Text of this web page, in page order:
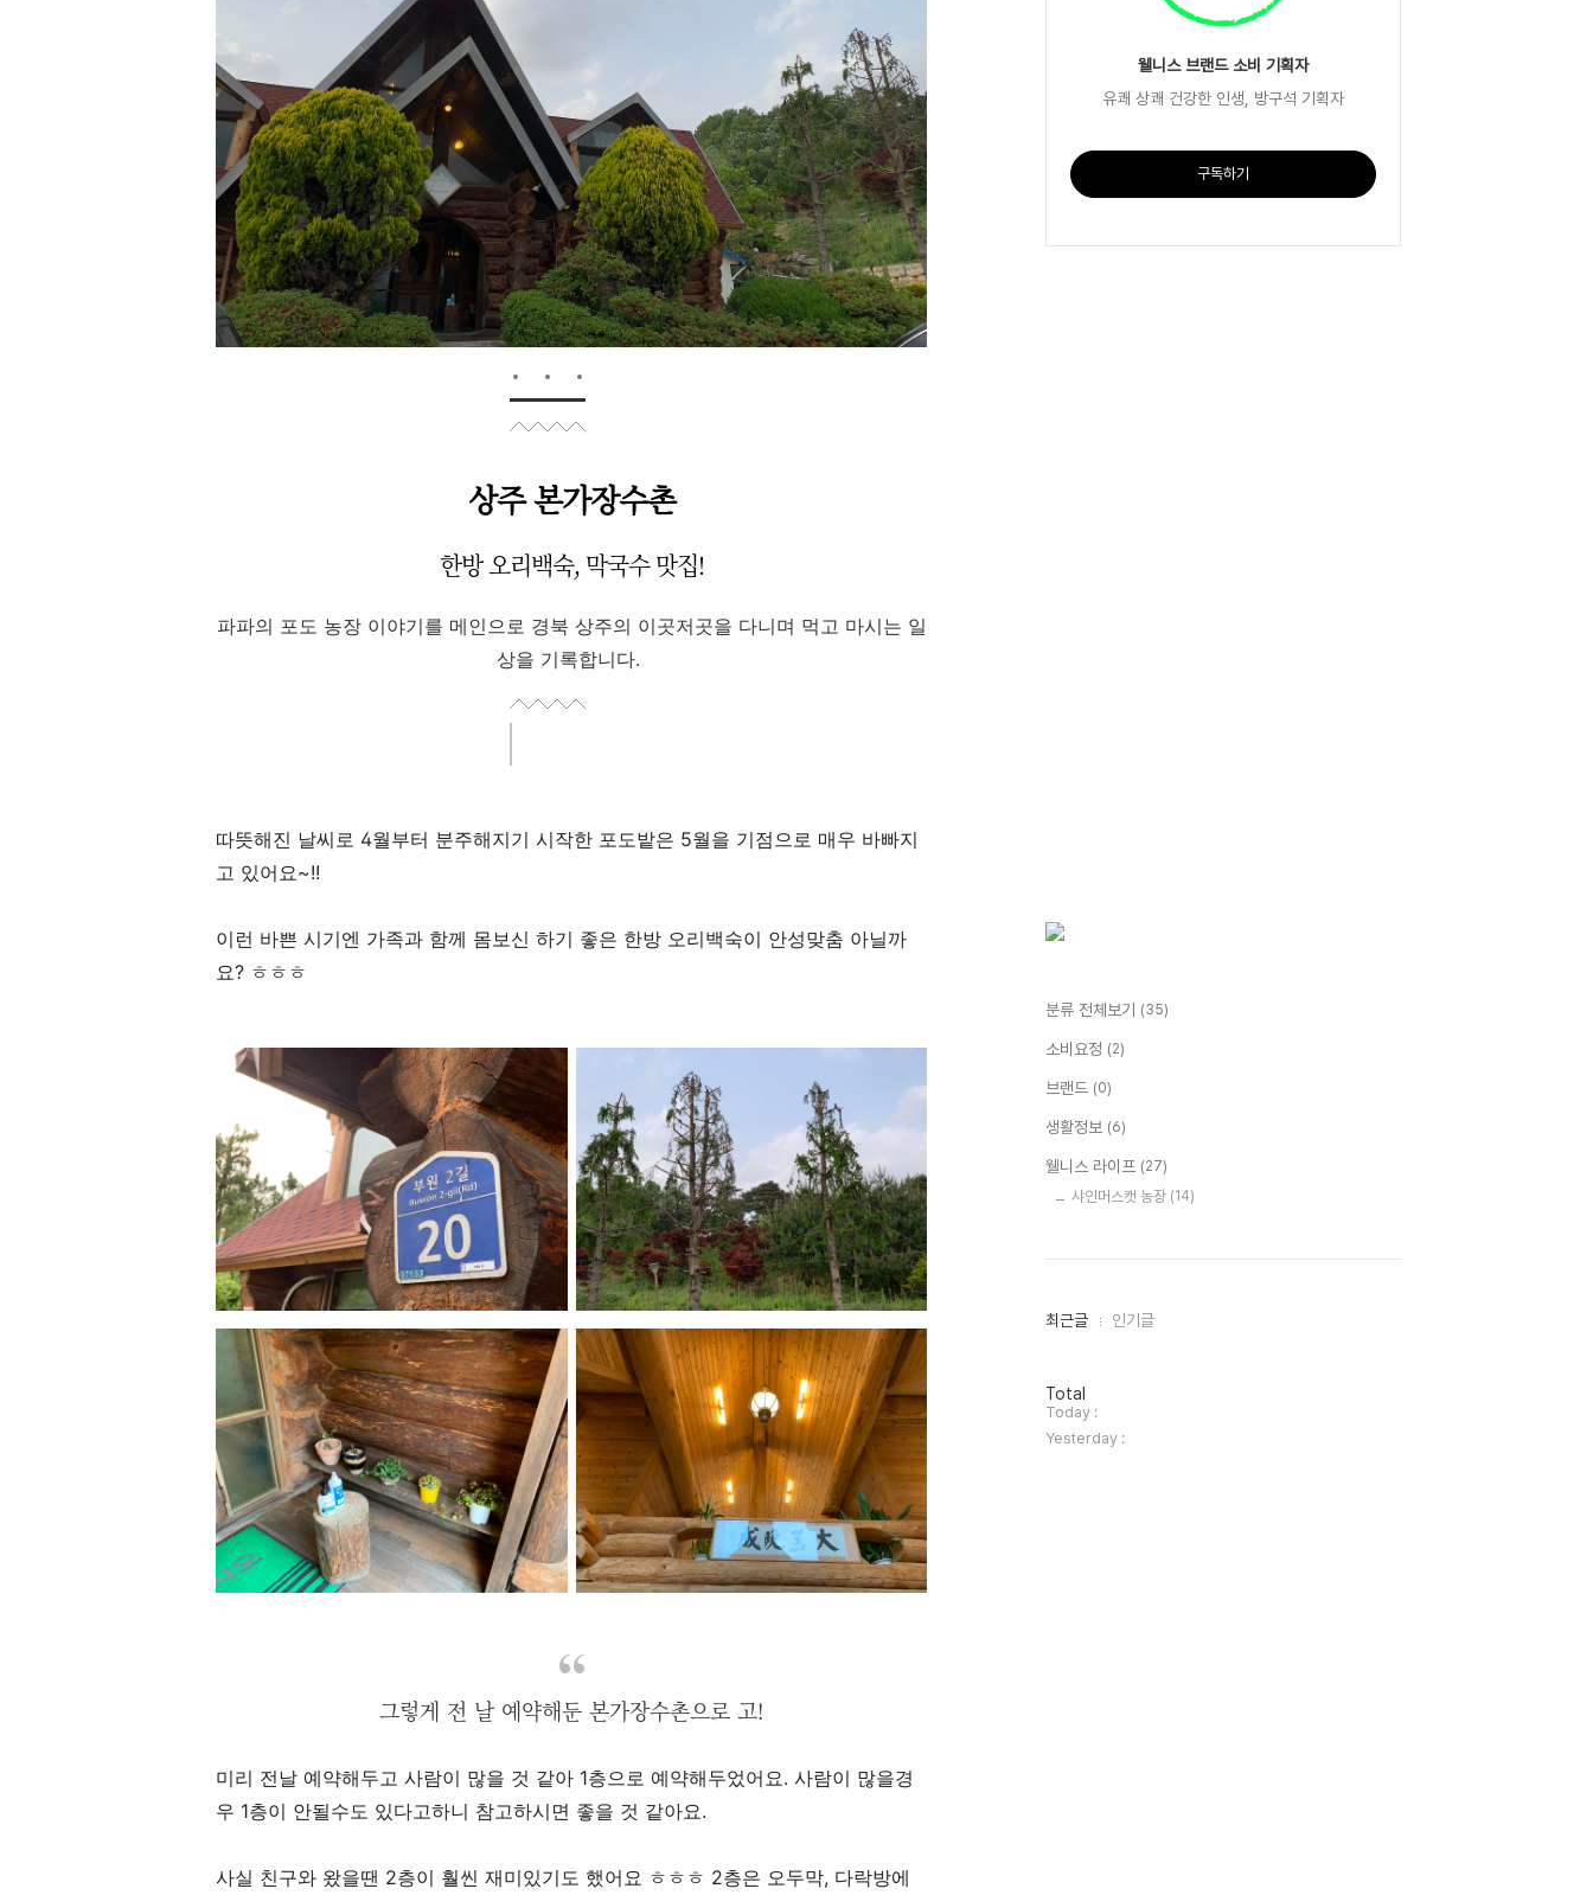
상주 본가장수촌
한방 오리백숙, 막국수 맛집!
파파의 포도 농장 이야기를 메인으로 경북 상주의 이곳저곳을 다니며 먹고 마시는 일
상을 기록합니다.
따뜻해진 날씨로 4월부터 분주해지기 시작한 포도밭은 5월을 기점으로 매우 바빠지
고 있어요~!!
이런 바쁜 시기엔 가족과 함께 몸보신 하기 좋은 한방 오리백숙이 안성맞춤 아닐까
요? ㅎㅎㅎ
그렇게 전 날 예약해둔 본가장수촌으로 고!
미리 전날 예약해두고 사람이 많을 것 같아 1층으로 예약해두었어요. 사람이 많을경
우 1층이 안될수도 있다고하니 참고하시면 좋을 것 같아요.
사실 친구와 왔을땐 2층이 훨씬 재미있기도 했어요 ㅎㅎㅎ 2층은 오두막, 다락방에
웰니스 브랜드 소비 기획자
유쾌 상쾌 건강한 인생, 방구석 기획자
구독하기
분류 전체보기 (35)
소비요정 (2)
브랜드 (0)
생활정보 (6)
웰니스 라이프 (27)
샤인머스캣 농장 (14)
최
인
기
글
최근글 인기글
방
문
자
수
Total
Today :
Yesterday :